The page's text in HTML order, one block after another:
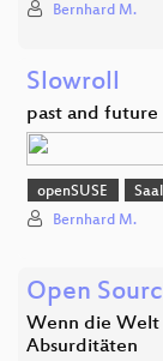
Bernhard M.
Slowroll
past and future
openSUSE Saal
Bernhard M.
Open
Wenn die Welt
Absurditäten